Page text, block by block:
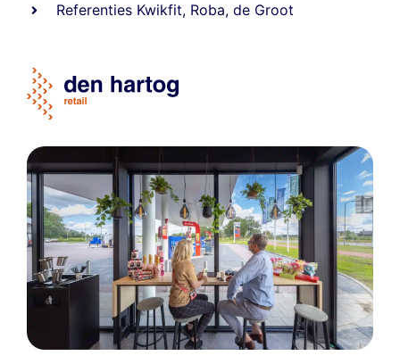
Referenties Kwikfit, Roba,de Groot